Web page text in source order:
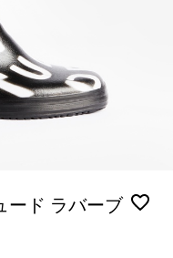
ード ラバーブ